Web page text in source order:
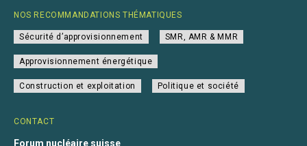
CONTACT
Forum nucléaire suisse
NOS RECOMMANDATIONS THÉMATIQUES
Sécurité d’approvisionnement SMR, AMR & MMR
Approvisionnement énergétique
Construction et exploitation Politique et société